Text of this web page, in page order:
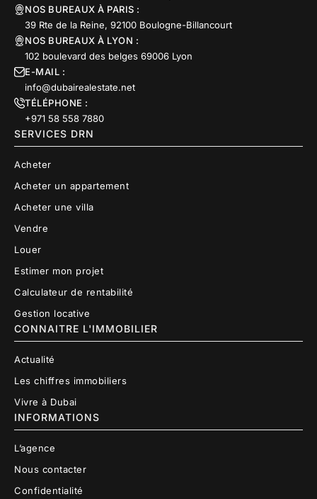
NOS BUREAUX À PARIS :
39 Rte de la Reine, 92100 Boulogne-Billancourt
NOS BUREAUX À LYON :
102 boulevard des belges 69006 Lyon
E-MAIL :
info@dubairealestate.net
TÉLÉPHONE :
+971 58 558 7880
SERVICES DRN
Acheter
Acheter un appartement
Acheter une villa
Vendre
Louer
Estimer mon projet
Calculateur de rentabilité
Gestion locative
CONNAITRE L'IMMOBILIER
Actualité
Les chiffres immobiliers
Vivre à Dubai
INFORMATIONS
L’agence
Nous contacter
Confidentialité